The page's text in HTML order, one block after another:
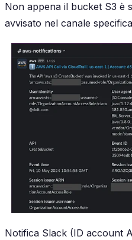
Non appena il bucket S3 è
avvisato nel canale
Notifica Slack (ID account